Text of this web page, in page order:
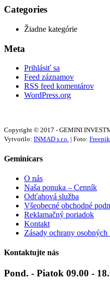
Categories
Žiadne kategórie
Meta
Prihlásiť sa
Feed záznamov
RSS feed komentárov
WordPress.org
Copyright © 2017 - GEMINI
Vytvorilo: INMAD s.r.o. | Foto: Freepik
Geminicars
O nás
Naša ponuka – Cenník
Odťahová služba
Všeobecné obchodné
Reklamačný poriadok
Kontakt
Zásady ochrany osobných
Kontaktujte nás
Pond. - Piatok 09.00 -